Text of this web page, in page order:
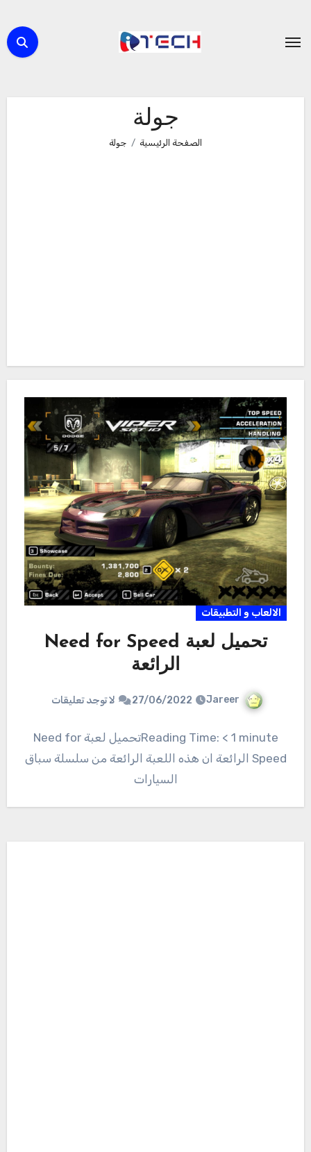
المحتوى
جولة
الصفحة الرئيسية جولة
الالعاب و التطبيقات
تحميل لعبة Need for Speed
الرائعة
Jareer
27/06/2022 لا توجد تعليقات
Reading Time: < 1 minuteتحميل لعبة Need for
Speed الرائعة ان هذه اللعبة الرائعة من سلسلة سباق
السيارات